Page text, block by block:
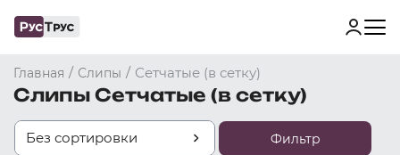
Главная / Слипы / Сетчатые (в сетку)
Слипы Сетчатые (в сетку)
Без сортировки Фильтр